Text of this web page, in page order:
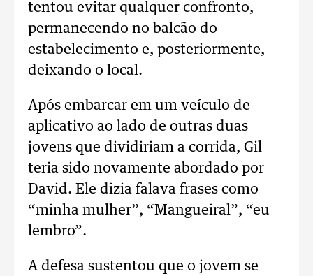
tentou evitar qualquer confronto,
permanecendo no balcão do
estabelecimento e, posteriormente,
deixando o local.
Após embarcar em um veículo de
aplicativo ao lado de outras duas
jovens que dividiriam a corrida, Gil
teria sido novamente abordado por
David. Ele dizia falava frases como
“minha mulher”, “Mangueiral”, “eu
lembro”.
A defesa sustentou que o jovem se